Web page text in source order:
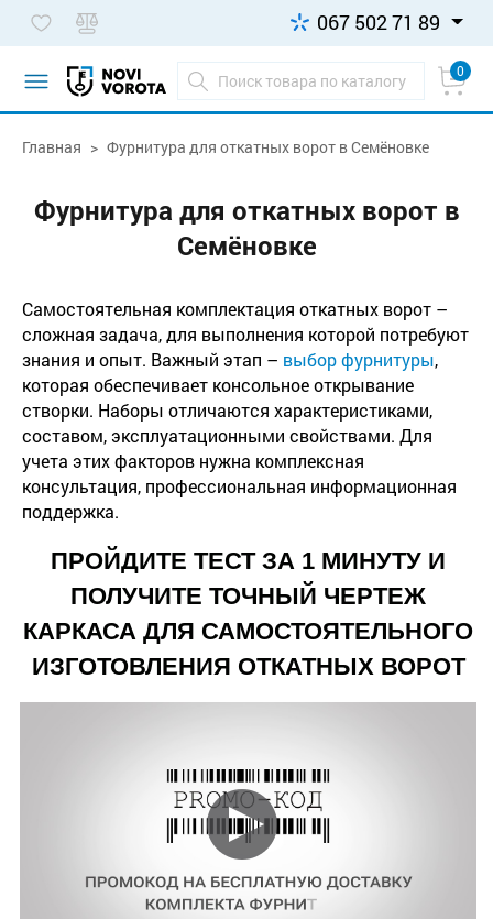
067 502 71 89
0
Главная Фурнитура для откатных ворот в Семёновке
Фурнитура для откатных ворот в
Семёновке
Самостоятельная комплектация откатных ворот –
сложная задача, для выполнения которой потребуют
знания и опыт. Важный этап – выбор фурнитуры,
которая обеспечивает консольное открывание
створки. Наборы отличаются характеристиками,
составом, эксплуатационными свойствами. Для
учета этих факторов нужна комплексная
консультация, профессиональная информационная
поддержка.
ПРОЙДИТЕ ТЕСТ ЗА 1 МИНУТУ И
ПОЛУЧИТЕ ТОЧНЫЙ ЧЕРТЕЖ
КАРКАСА ДЛЯ САМОСТОЯТЕЛЬНОГО
ИЗГОТОВЛЕНИЯ ОТКАТНЫХ ВОРОТ